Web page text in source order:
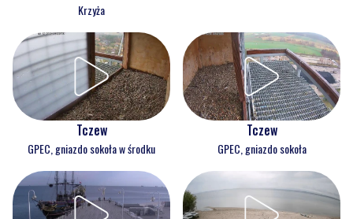
Krzyża
Tczew
GPEC, gniazdo sokoła w środku
Tczew
GPEC, gniazdo sokoła